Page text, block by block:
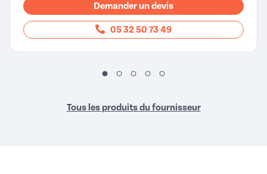
Demander un devis
05 32 50 73 49
Tous les produits du fournisseur